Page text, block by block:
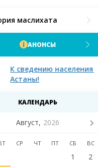
маслихата
АНОНСЫ
населения города
КАЛЕНДАРЬ
Август, 2026
СР ЧТ ПТ СБ ВС
1
2